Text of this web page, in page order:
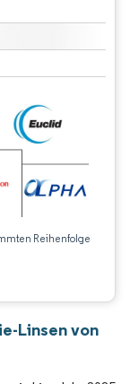
Reihenfolge
Linsen von